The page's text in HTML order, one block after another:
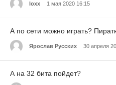
loxx 1 мая 2020 16:15
А по сети можно играть?
Ярослав Русских 30 апреля
А на 32 бита пойдет?